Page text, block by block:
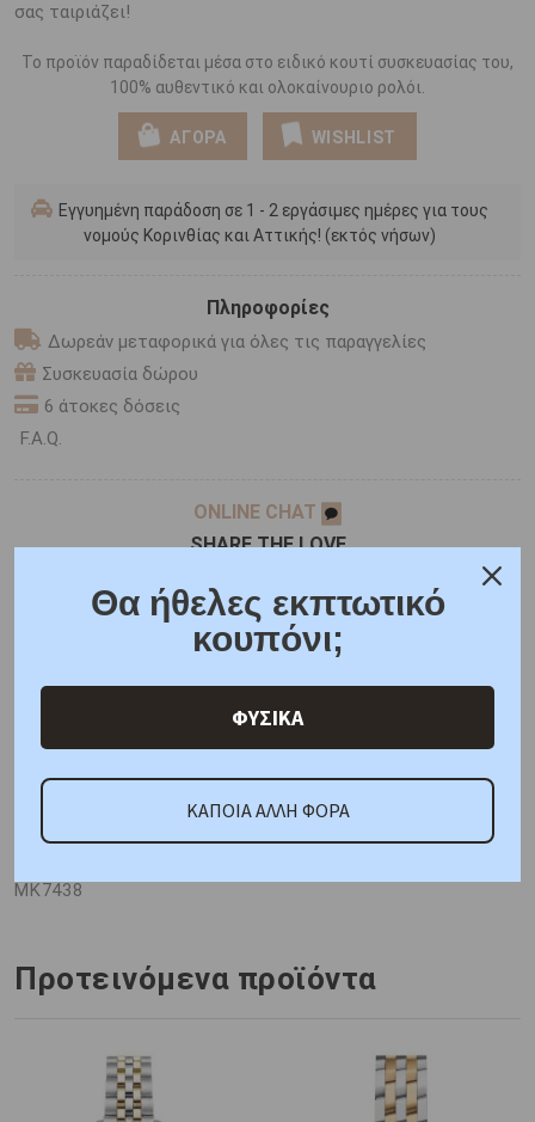
σας ταιριάζει!
Το προϊόν παραδίδεται μέσα στο ειδικό κουτί συσκευασίας του,
100% αυθεντικό και ολοκαίνουριο ρολόι.
ΑΓΟΡΑ WISHLIST
Εγγυημένη παράδοση σε 1 - 2 εργάσιμες ημέρες για τους
νομούς Κορινθίας και Αττικής! (εκτός νήσων)
Πληροφορίες
Δωρεάν μεταφορικά για όλες τις παραγγελίες
Συσκευασία δώρου
6 άτοκες δόσεις
F.A.Q.
ONLINE CHAT
SHARE THE LOVE
Χαρακτηριστικά Χαρακτηριστικά Ρολογιών
ΑΜΕΣΑ ΔΙΑΘΕΣΙΜΟ
MK7438
Προτεινόμενα προϊόντα
Θα ήθελες εκπτωτικό
κουπόνι;
ΦΥΣΙΚΑ
ΚΑΠΟΙΑ ΑΛΛΗ ΦΟΡΑ